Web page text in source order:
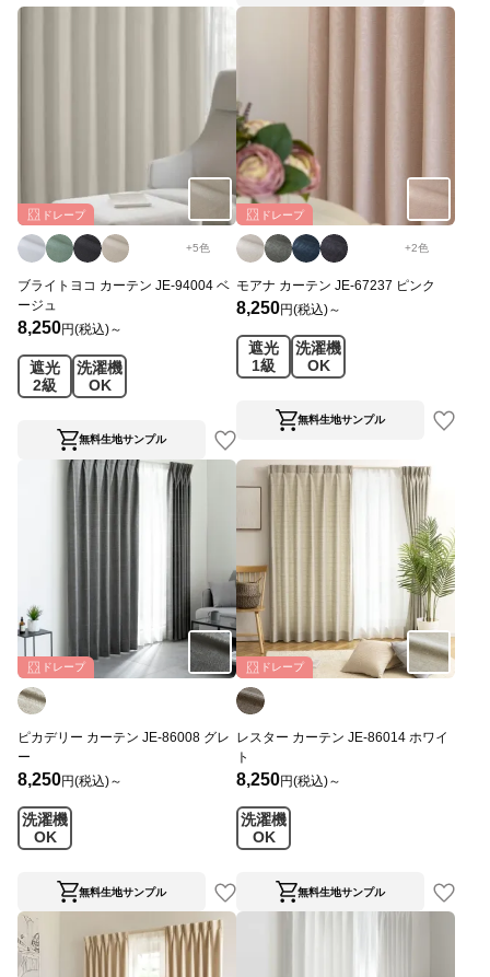
ドレープ
+5色
ブライトヨコ カーテン JE-94004 ベ
ージュ
8,250円(税込)～
遮光
2級
洗濯機
OK
無料生地サンプル
ドレープ
+2色
モアナ カーテン JE-67237 ピンク
8,250円(税込)～
遮光
1級
洗濯機
OK
無料生地サンプル
ドレープ
ピカデリー カーテン JE-86008 グレ
ー
8,250円(税込)～
洗濯機
OK
無料生地サンプル
ドレープ
レスター カーテン JE-86014 ホワイ
ト
8,250円(税込)～
洗濯機
OK
無料生地サンプル